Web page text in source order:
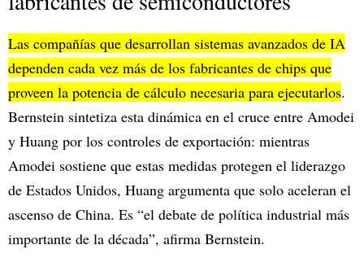
Las compañías que desarrollan sistemas avanzados de IA
dependen cada vez más de los fabricantes de chips que
proveen la potencia de cálculo necesaria para ejecutarlos.
Bernstein sintetiza esta dinámica en el cruce entre Amodei
y Huang por los controles de exportación: mientras
Amodei sostiene que estas medidas protegen el liderazgo
de Estados Unidos, Huang argumenta que solo aceleran el
ascenso de China. Es “el debate de política industrial más
importante de la década”, afirma Bernstein.